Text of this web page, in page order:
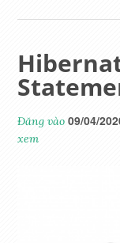
Đăng vào09/04/
xem